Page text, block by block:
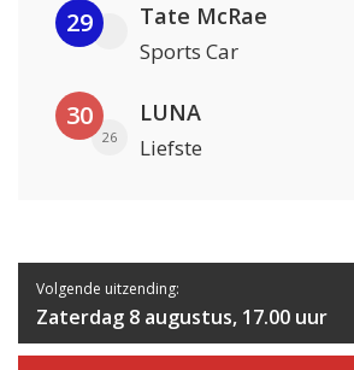
29 Tate McRae
Sports Car
30
26
LUNA
Liefste
Volgende uitzending:
Zaterdag 8 augustus, 17.00 uur